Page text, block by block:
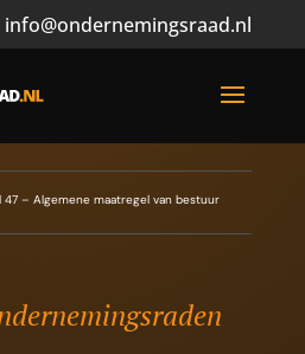
info@ondernemingsraad.nl
47 – Algemene maatregel van bestuur